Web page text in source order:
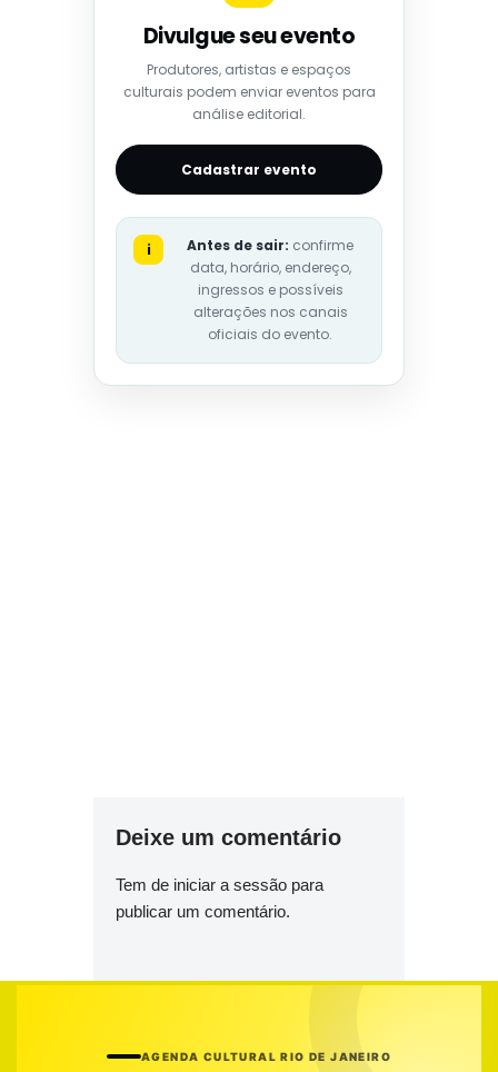
Divulgue seu evento
Produtores, artistas e espaços
culturais podem enviar eventos para
análise editorial.
Cadastrar evento
i Antes de sair: confirme
data, horário, endereço,
ingressos e possíveis
alterações nos canais
oficiais do evento.
Deixe um comentário
Tem de iniciar a sessão para
publicar um comentário.
AGENDA CULTURAL RIO DE JANEIRO